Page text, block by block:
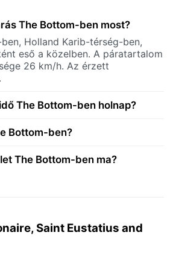
The Bottom-ben most?
Holland Karib-térség-ben,
eső a közelben. A páratartalom
26 km/h. Az érzett
The Bottom-ben holnap?
Bottom-ben?
The Bottom-ben ma?
Saint Eustatius and